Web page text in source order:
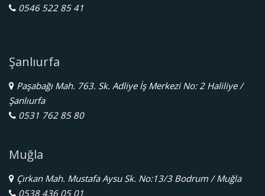
0546 522 85 41
Şanlıurfa
Paşabağı Mah. 763. Sk. Adliye İş Merkezi No: 2 Haliliye /
Şanlıurfa
0531 762 85 80
Muğla
Çırkan Mah. Mustafa Aysu Sk. No:13/3 Bodrum / Muğla
0538 436 05 01